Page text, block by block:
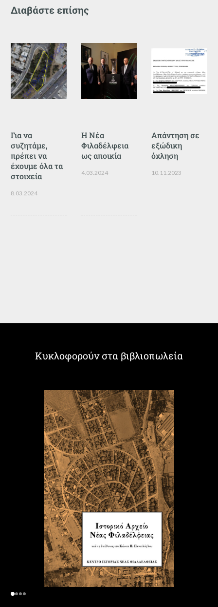
Διαβάστε επίσης
Για να
συζητάμε,
πρέπει να
έχουμε όλα τα
στοιχεία
8.03.2024
Η Νέα
Φιλαδέλφεια
ως αποικία
4.03.2024
Απάντηση σε
εξώδικη
όχληση
10.11.2023
Κυκλοφορούν στα βιβλιοπωλεία